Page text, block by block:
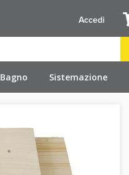
Bagno Sistemazione
Accedi